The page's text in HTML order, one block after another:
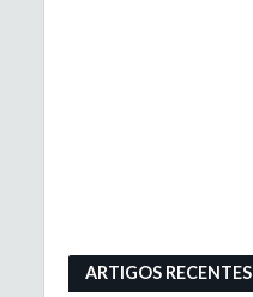
ARTIGOS RECENTES